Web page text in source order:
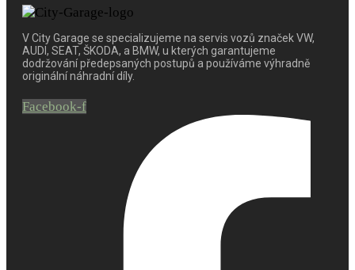
V City Garage se specializujeme na servis vozů značek VW,
AUDI, SEAT, ŠKODA, a BMW, u kterých garantujeme
dodržování předepsaných postupů a používáme výhradně
originální náhradní díly.
Facebook-f